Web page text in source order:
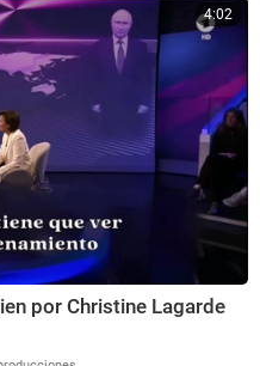
4:02
por Christine Lagarde